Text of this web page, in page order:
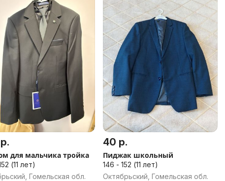
для мальчика тройка
(11 лет)
Гомельская обл.
40 р.
Пиджак школьный
146 - 152 (11 лет)
Октябрьский, Гомельская обл.